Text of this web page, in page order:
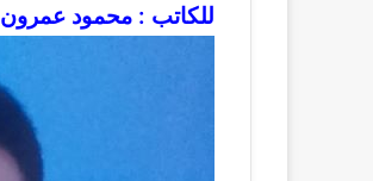
للكاتب : محمود عمرون